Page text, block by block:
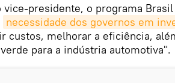
vice-presidente, o programa
necessidade dos governos em
custos, melhorar a eficiência,
para a indústria automotiva".